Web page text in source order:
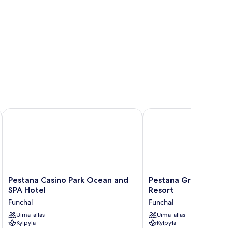
Pestana
Casino
Ocean
and
SPA
Pestana Casino Park Ocean and
SPA Hotel
Funchal
Uima-allas
Kylpylä
Pestana Casino Park Ocean and SPA Hotel
Pestana
Grand
Ocean
Resort
Funchal
Pestana Grand
Resort
Funchal
Uima-allas
Kylpylä
Pestana Grand